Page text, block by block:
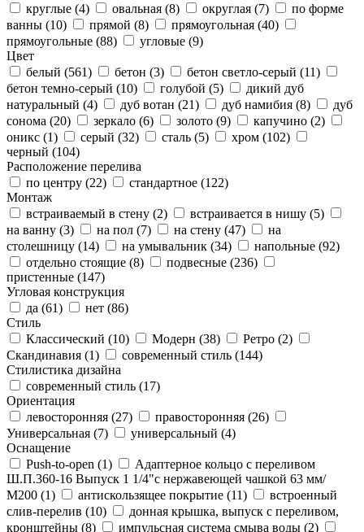
круглые (4) овальная (8) округлая (7)
по форме
ванны (10) прямой (8) прямоугольная (40)
прямоугольные (88) угловые (9)
Цвет
белый (561) бетон (3) бетон светло-серый (11)
бетон темно-серый (10) голубой (5)
дикий дуб
натуральный (4) дуб вотан (21) дуб намибия (8)
дуб
сонома (20) зеркало (6) золото (9) капучино (2)
оникс (1) серый (32) сталь (5) хром (102)
черный (104)
Расположение перелива
по центру (22) стандартное (122)
Монтаж
встраиваемый в стену (2) встраивается в нишу (5)
на ванну (3) на пол (7) на стену (47)
на
столешницу (14) на умывальник (34) напольные (92)
отдельно стоящие (8) подвесные (236)
пристенные (147)
Угловая конструкция
да (61) нет (86)
Стиль
Классический (10) Модерн (38) Ретро (2)
Скандинавия (1) современный стиль (144)
Стилистика дизайна
современный стиль (17)
Ориентация
левосторонняя (27) правосторонняя (26)
Универсальная (7) универсальный (4)
Оснащение
Push-to-open (1)
Адаптерное кольцо с переливом
Ш.П.360-16 Выпуск 1 1/4"с нержавеющей чашкой 63 мм/
М200 (1) антискользящее покрытие (11)
встроенный
слив-перелив (10)
донная крышка, выпуск с переливом,
кронштейны (8) импульсная система смыва воды (2)